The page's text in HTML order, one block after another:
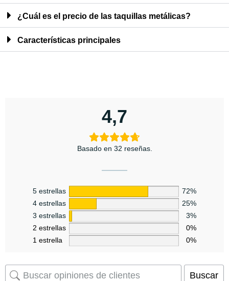
¿Cuál es el precio de las taquillas metálicas?
Características principales
4,7
Basado en 32 reseñas.
5 estrellas
72%
4 estrellas
25%
3 estrellas
3%
2 estrellas
0%
1 estrella
0%
Buscar